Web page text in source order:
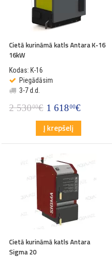
Cietā kurināmā katls Antara K-16
16kW
Kodas: K-16
Piegādāsim
3-7 d.d.
2 53000€ 1 61800€
Į krepšelį
Cietā kurināmā katls Antara
Sigma 20